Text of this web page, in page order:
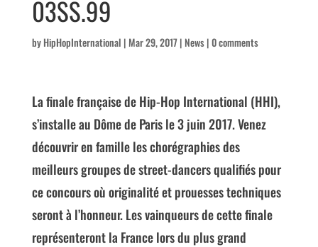
03SS.99
byHipHopInternational | Mar 29, 2017| News|0 comments
La finale française de Hip-Hop International (HHI),
s’installe au Dôme de Paris le 3 juin 2017. Venez
découvrir en famille les chorégraphies des
meilleurs groupes de street-dancers qualifiés pour
ce concours où originalité et prouesses techniques
seront à l’honneur. Les vainqueurs de cette finale
représenteront la France lors du plus grand